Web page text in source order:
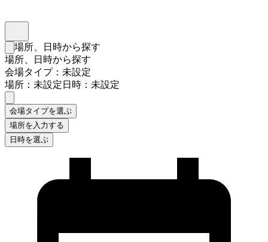
検索フォームを閉じる
場所、日時から探す
場所、日時から探す
会場タイプ：未設定
場所：未設定日時：未設定
会場タイプを選ぶ
場所を入力する
日時を選ぶ